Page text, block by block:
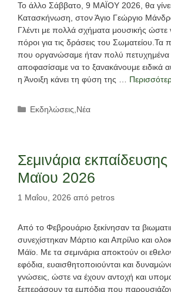
Το άλλο Σάββατο, 9 ΜΑΪΟΥ 2026, θα
Κατασκήνωση, στον Άγιο Γεώργιο
Γλέντι με πολλά σχήματα μουσικής ώστε
πόροι για τις δράσεις του Σωματείου.Τα
που οργανώσαμε ήταν πολύ πετυχημένα
αποφασίσαμε να το ξανακάνουμε ειδικά
η Άνοιξη κάνει τη φύση της …
Κατηγορίες
Εκδηλώσεις Νέα
Σεμινάρια
Μαϊου 2026
1 Μαΐου, 2026 από petros
Από το Φεβρουάριο ξεκίνησαν τα
συνεχίστηκαν Μάρτιο και Απρίλιο και
Μάϊο. Με τα σεμινάρια αποκτούν οι
εφόδια, ευαισθητοποιούνται και
γνώσεις, ώστε να έχουν αντοχή και
ξεπεράσουν τα εμπόδια που